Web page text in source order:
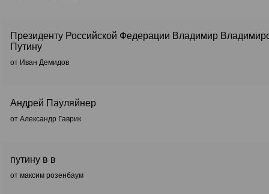
Президенту Российской Федерации Владимир
Путину
от Иван Демидов
Андрей Пауляйнер
от Александр Гаврик
путину в в
от максим розенбаум